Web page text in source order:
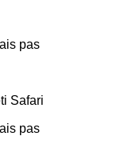
pas
Safari
pas